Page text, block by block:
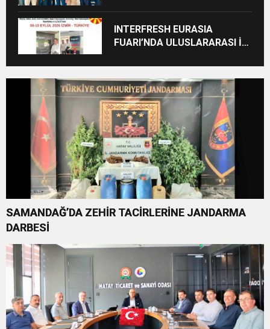
INTERFRESH EURASIA
FUARI’NDA ULUSLARARASI İŞ
BAŞLADI
SAMANDAĞ’DA ZEHİR TACİRLERİNE JANDARMA
DARBESİ